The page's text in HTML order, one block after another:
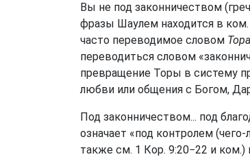
Вы не под законничеством
фразы Шаулем находится в ком.
часто переводимое словом Тора
переводиться словом
превращение Торы в систему
любви или общения с Богом,
Под законничеством... под
означает «под контролем (чего-
также см. 1 Кор. 9:20−22 и